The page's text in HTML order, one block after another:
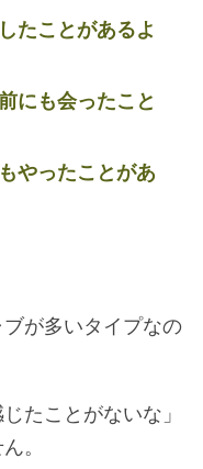
たことがあるよ
にも会ったこと
やったことがあ
が多いタイプなの
たことがないな」
。